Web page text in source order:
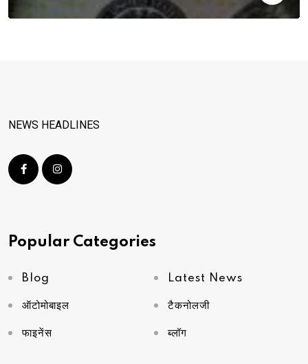
NEWS HEADLINES
Popular Categories
Blog Latest News
ऑटोमोबाइल टैकनोलजी
फाइनेंस ब्लॉग